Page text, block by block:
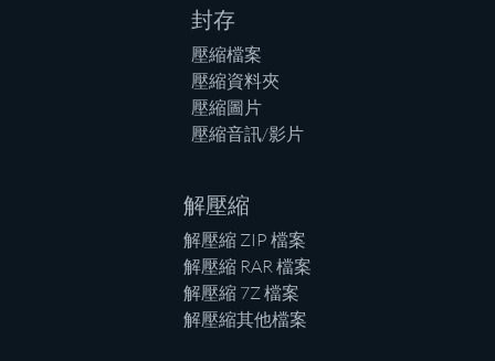
封存
壓縮檔案
壓縮資料夾
壓縮圖片
壓縮音訊/影片
解壓縮
解壓縮 ZIP 檔案
解壓縮 RAR 檔案
解壓縮 7Z 檔案
解壓縮其他檔案